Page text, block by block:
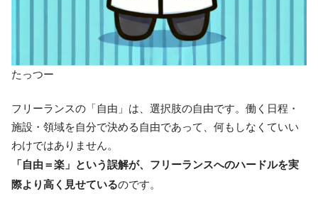
たっつー
フリーランスの「自由」は、選択肢の自由です。働く日程・
施設・領域を自分で決める自由であって、何もしなくていい
わけではありません。
「自由＝楽」という誤解が、フリーランスへのハードルを実
際より高く見せているのです。